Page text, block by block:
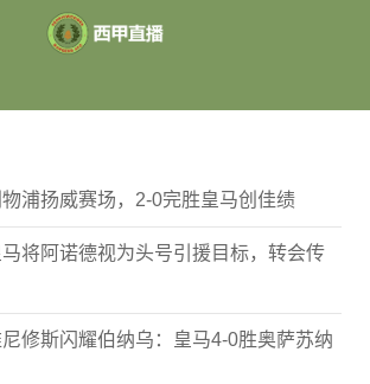
浦扬威赛场，2-0完胜皇马创佳绩
马将阿诺德视为头号引援目标，转会传
修斯闪耀伯纳乌：皇马4-0胜奥萨苏纳